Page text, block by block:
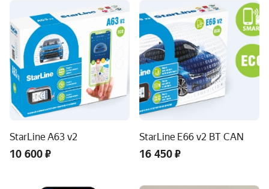
StarLine A63 v2
10 600 ₽
StarLine E66 v2 BT CAN
16 450 ₽